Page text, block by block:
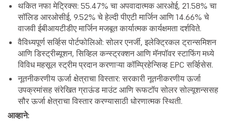
थकित नफा मेट्रिक्स: 55.47% चा अपवादात्मक आरओई, 21.58% चा
सॉलिड आरओसीई, 9.52% चे हेल्दी पीएटी मार्जिन आणि 14.66% चे
वाजवी ईबीआयटीडीए मार्जिन मजबूत कार्यात्मक कार्यक्षमता दर्शविते.
वैविध्यपूर्ण सर्व्हिस पोर्टफोलिओ: सोलर एनर्जी, इलेक्ट्रिकल ट्रान्समिशन
आणि डिस्ट्रीब्यूशन, सिव्हिल कन्स्ट्रक्शन आणि मॅनपॉवर स्टाफिंग मध्ये
विविध महसूल स्ट्रीम प्रदान करणाऱ्या कॉम्प्रिहेन्सिव्ह EPC सर्व्हिसेस.
नूतनीकरणीय ऊर्जा क्षेत्राचा विस्तार: सरकारी नूतनीकरणीय ऊर्जा
उपक्रमांसह संरेखित ग्राऊंड माउंट आणि रूफटॉप सोलर सोल्यूशन्ससह
सौर ऊर्जा क्षेत्राचा विस्तार करण्यासाठी धोरणात्मक स्थिती.
आव्हाने: